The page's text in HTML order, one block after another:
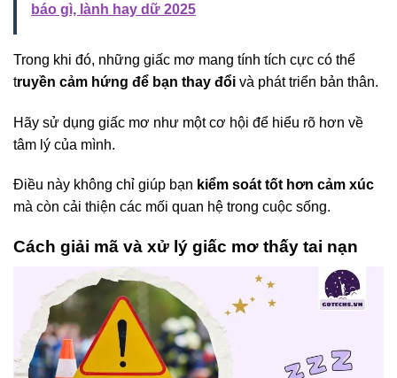
báo gì, lành hay dữ 2025
Trong khi đó, những giấc mơ mang tính tích cực có thể
truyền cảm hứng để bạn thay đổi và phát triển bản thân.
Hãy sử dụng giấc mơ như một cơ hội để hiểu rõ hơn về
tâm lý của mình.
Điều này không chỉ giúp bạn kiểm soát tốt hơn cảm xúc
mà còn cải thiện các mối quan hệ trong cuộc sống.
Cách giải mã và xử lý giấc mơ thấy tai nạn